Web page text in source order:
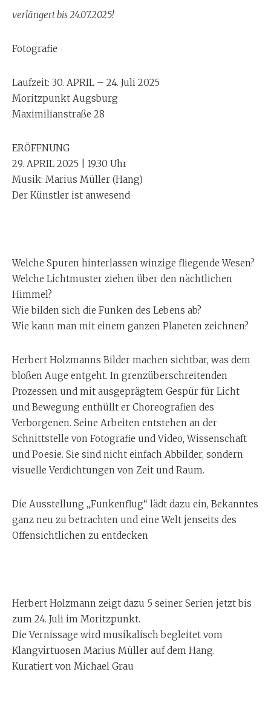
verlängert bis 24.07.2025!
Fotografie
Laufzeit: 30. APRIL – 24. Juli 2025
Moritzpunkt Augsburg
Maximilianstraße 28
ERÖFFNUNG
29. APRIL 2025 | 19.30 Uhr
Musik: Marius Müller (Hang)
Der Künstler ist anwesend
Welche Spuren hinterlassen winzige fliegende Wesen?
Welche Lichtmuster ziehen über den nächtlichen
Himmel?
Wie bilden sich die Funken des Lebens ab?
Wie kann man mit einem ganzen Planeten zeichnen?
Herbert Holzmanns Bilder machen sichtbar, was dem
bloßen Auge entgeht. In grenzüberschreitenden
Prozessen und mit ausgeprägtem Gespür für Licht
und Bewegung enthüllt er Choreografien des
Verborgenen. Seine Arbeiten entstehen an der
Schnittstelle von Fotografie und Video, Wissenschaft
und Poesie. Sie sind nicht einfach Abbilder, sondern
visuelle Verdichtungen von Zeit und Raum.
Die Ausstellung „Funkenflug“ lädt dazu ein, Bekanntes
ganz neu zu betrachten und eine Welt jenseits des
Offensichtlichen zu entdecken
Herbert Holzmann zeigt dazu 5 seiner Serien jetzt bis
zum 24. Juli im Moritzpunkt.
Die Vernissage wird musikalisch begleitet vom
Klangvirtuosen Marius Müller auf dem Hang.
Kuratiert von Michael Grau